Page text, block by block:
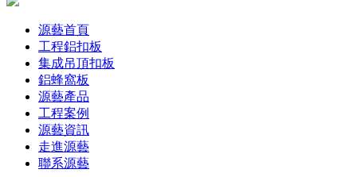
源藝首頁
工程鋁扣板
集成吊頂扣板
鋁蜂窩板
源藝產品
工程案例
源藝資訊
走進源藝
聯系源藝